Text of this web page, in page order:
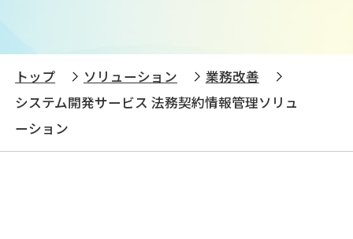
トップ ソリューション
業務改善
システム開発サービス 法務契約情報管理ソリュ
ーション